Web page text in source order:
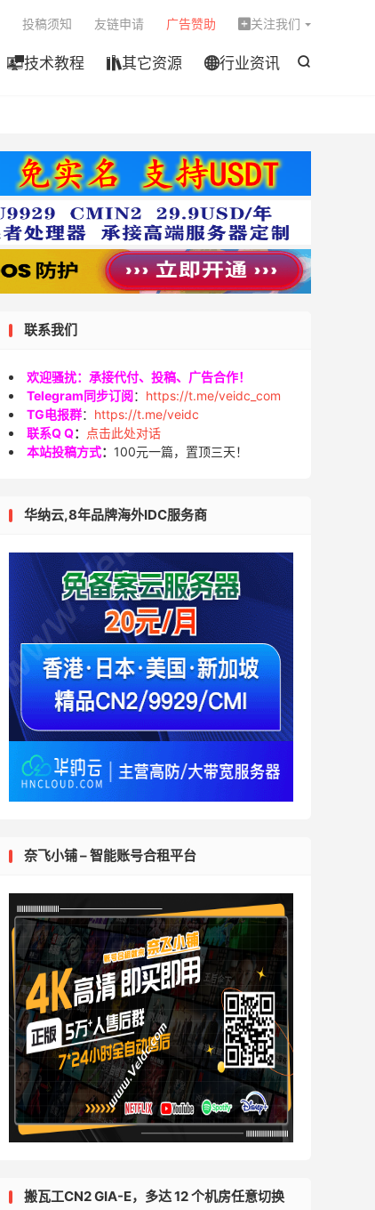

技术教程 其它资源 行业资讯
投稿须知 友链申请 广告赞助  关注我们
联系我们
欢迎骚扰：承接代付、投稿、广告合作！
Telegram同步订阅： https://t.me/veidc_com
TG电报群： https://t.me/veidc
联系Q Q：
点击此处对话
本站投稿方式： 100元一篇，置顶三天！
华纳云,8年品牌海外IDC服务商
奈飞小铺 – 智能账号合租平台
搬瓦工CN2 GIA-E，多达 12 个机房任意切换